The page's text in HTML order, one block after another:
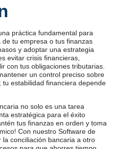
práctica fundamental para
tu empresa o tus finanzas
y adoptar una estrategia
evitar crisis financieras,
con tus obligaciones tributarias.
un control preciso sobre
estabilidad financiera depende
no solo es una tarea
estratégica para el éxito
tus finanzas en orden y toma
Con nuestro Software de
conciliación bancaria a otro